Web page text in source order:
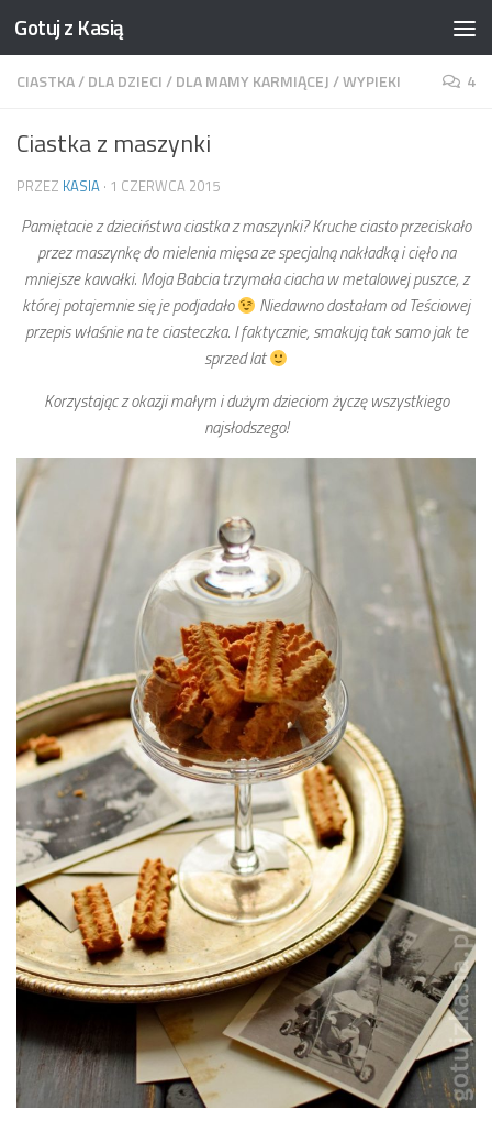
Skip to content
Gotuj z Kasią
CIASTKA/DLA DZIECI/DLA MAMY KARMIĄCEJ/WYPIEKI 4
Ciastka z maszynki
PRZEZ KASIA · 1 CZERWCA 2015
Pamiętacie z dzieciństwa ciastka z maszynki? Kruche ciasto przeciskało
przez maszynkę do mielenia mięsa ze specjalną nakładką i cięło na
mniejsze kawałki. Moja Babcia trzymała ciacha w metalowej puszce, z
której potajemnie się je podjadało
Niedawno dostałam od Teściowej
przepis właśnie na te ciasteczka. I faktycznie, smakują tak samo jak te
sprzed lat
Korzystając z okazji małym i dużym dzieciom życzę wszystkiego
najsłodszego!